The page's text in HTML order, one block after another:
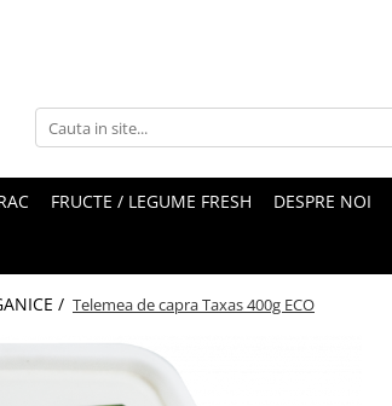
FRUCTE / LEGUME FRESH DESPRE NOI
/ Telemea de capra Taxas 400g ECO